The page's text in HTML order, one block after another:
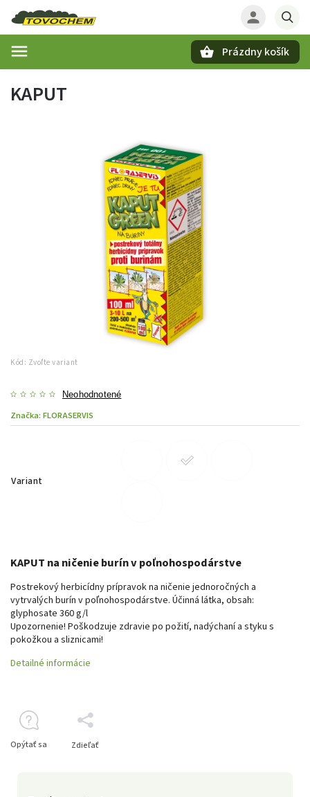
Prázdny košík
KAPUT
Kód: Zvoľte variant
Neohodnotené
Značka: FLORASERVIS
Variant
KAPUT na ničenie burín v poľnohospodárstve
Postrekový herbicídny prípravok na ničenie jednoročných a
vytrvalých burín v poľnohospodárstve. Účinná látka, obsah:
glyphosate 360 g/l
Upozornenie! Poškodzuje zdravie po požití, nadýchaní a styku s
pokožkou a sliznicami!
Detailné informácie
Opýtať sa Zdieľať